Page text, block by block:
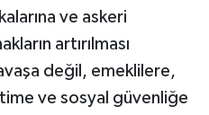
ve askeri
artırılması
değil, emeklilere,
ve sosyal güvenliğe